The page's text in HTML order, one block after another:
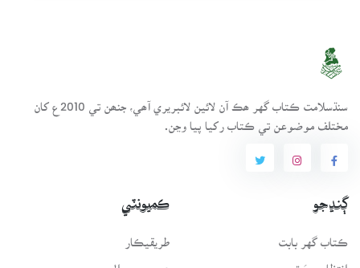
سنڌسلامت ڪتاب گهر ھڪ آن لائين لائبريري آھي، جنھن تي 2010ع کان
مختلف موضوعن تي ڪتاب رکيا پيا وڃن.
ڳنڍجو
ڪتاب گهر بابت
انتظامي سَٿ
ڪميونٽي
طريقيڪار
عمومي سوال